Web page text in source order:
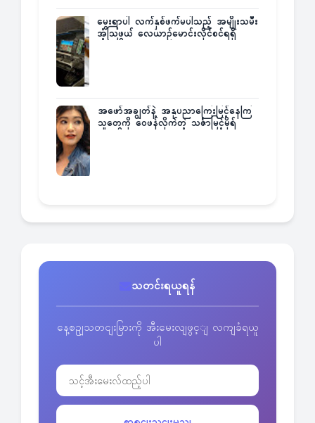
မွေးရာပါ လက်နှစ်ဖက်မပါသည့် အမျိုးသမီး
အံ့သြဖွယ် လေယာဉ်မောင်းလိုင်စင်ရရှိ
အဖော်အချွတ်နဲ့ အနုပညာကြေးမြင့်နေကြ
သူတွေကို ဝေဖန်လိုက်တဲ့ သင်္ဇာမြင့်မိုရ်
သတင်းရယူရန်
နေ့စဥျသတငျးမြားကို အီးမေးလျဖွင့ျ လကျခံရယူ
ပါ